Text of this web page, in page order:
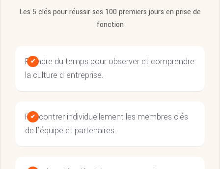
Les 5 clés pour réussir ses 100 premiers jours en prise de
fonction
Prendre du temps pour observer et comprendre
la culture d’entreprise.
Rencontrer individuellement les membres clés
de l’équipe et partenaires.